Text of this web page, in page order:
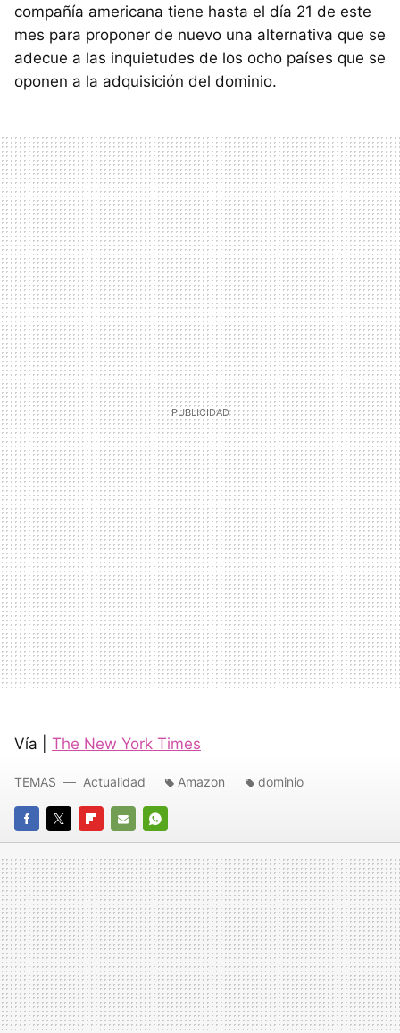
compañía americana tiene hasta el día 21 de este
mes para proponer de nuevo una alternativa que se
adecue a las inquietudes de los ocho países que se
oponen a la adquisición del dominio.
Vía | The New York Times
FACEBOOK
TWITTERFLIPBOARD
E-
MAIL
WHATSAPP
TEMAS Actualidad Amazon dominio